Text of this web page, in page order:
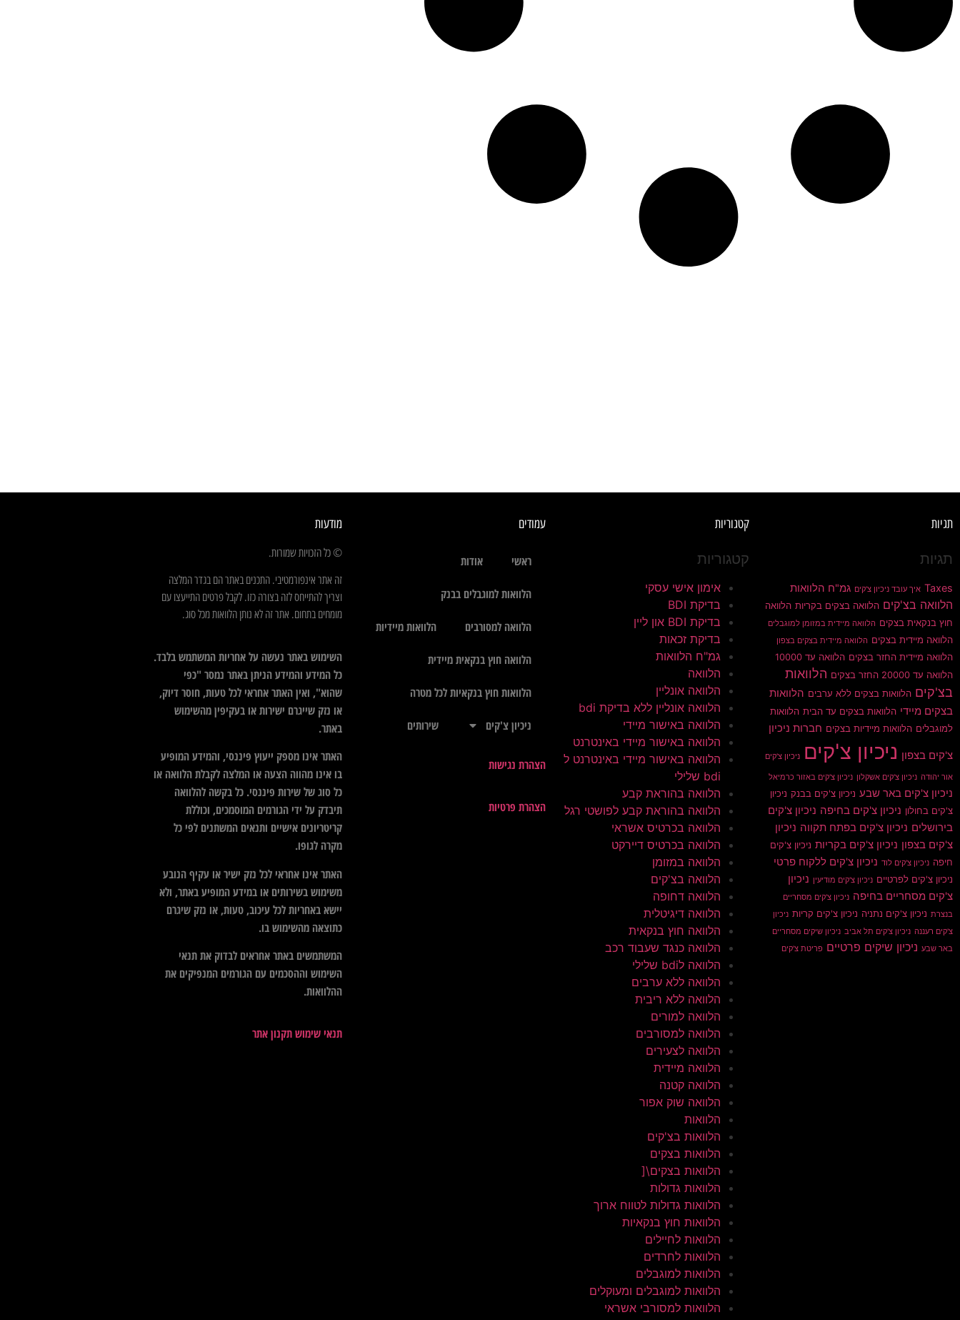
תגיות
תגיות
Taxes איך עובד ניכיון צ'קים גמ"ח הלוואות
הלוואה בצ'קים הלוואה בצקים בקריות הלוואה
חוץ בנקאית בצקים הלוואה מיידית במזומן למוגבלים
הלוואה מיידית בצקים הלוואה מיידית בצקים בצפון
הלוואה מיידית החזר בצקים הלוואה עד 10000
הלוואה עד 20000 החזר בצקים
הלוואות
בצ'קים הלוואות בצקים ללא ערבים הלוואות
בצקים מיידי הלוואות בצקים עד הבית הלוואות
למוגבלים הלוואות מיידיות בצקים חברות ניכיון
צ'קים בצפון ניכיון צ'קים ניכיון צ'קים
אור יהודה ניכיון צ'קים אשקלון ניכיון צ'קים באזור כרמיאל
ניכיון צ'קים באר שבע ניכיון צ'קים בבנק ניכיון
צ'קים בחולון ניכיון צ'קים בחיפה ניכיון צ'קים
בירושלים ניכיון צ'קים בפתח תקווה ניכיון
צ'קים בצפון ניכיון צ'קים בקריות ניכיון צ'קים
חיפה ניכיון צ'קים לוד ניכיון צ'קים ללקוח פרטי
ניכיון צ'קים לפרטיים ניכיון צ'קים מודיעין ניכיון
צ'קים מסחריים בחיפה ניכיון צ'קים מסחריים
בנצרת ניכיון צ'קים נתניה ניכיון צ'קים קריות ניכיון
צ'קים רעננה ניכיון צ'קים תל אביב ניכיון שיקים מסחריים
באר שבע ניכיון שיקים פרטיים פריטת צ'קים
קטגוריות
קטגוריות
אימון אישי עסקי
בדיקת BDI
בדיקת BDI און ליין
בדיקת זכאות
גמ"ח הלוואות
הלוואה
הלוואה אונליין
הלוואה אונליין ללא בדיקת bdi
הלוואה באישור מיידי
הלוואה באישור מיידי באינטרנט
הלוואה באישור מיידי באינטרנט ל
bdi שלילי
הלוואה בהוראת קבע
הלוואה בהוראת קבע לפושטי רגל
הלוואה בכרטיס אשראי
הלוואה בכרטיס דיירקט
הלוואה במזומן
הלוואה בצ'קים
הלוואה דחופה
הלוואה דיגיטלית
הלוואה חוץ בנקאית
הלוואה כנגד שעבוד רכב
הלוואה לbdi שלילי
הלוואה ללא ערבים
הלוואה ללא ריבית
הלוואה למורים
הלוואה למסורבים
הלוואה לצעירים
הלוואה מיידית
הלוואה קטנה
הלוואה שוק אפור
הלוואות
הלוואות בצ'קים
הלוואות בצקים
הלוואות בצקים\[
הלוואות גדולות
הלוואות גדולות לטווח ארוך
הלוואות חוץ בנקאיות
הלוואות לחיילים
הלוואות לחרדים
הלוואות למוגבלים
הלוואות למוגבלים ומעוקלים
הלוואות למסורבי אשראי
עמודים
ראשי אודות
הלוואות למוגבלים בבנק
הלוואה למסורבים הלוואות מיידיות
הלוואה חוץ בנקאית מיידית
הלוואות חוץ בנקאיות לכל מטרה
ניכיון צ'קים שירותים
הצהרת נגישות
הצהרת פרטיות
מודעות
© כל הזכויות שמורות.
זה אתר אינפורמטיבי. התכנים באתר הם בגדר המלצה
וצריך להתייחס לזה בצורה כזו. לקבל פרטים התייעצו עם
מומחים בתחום. אתר זה לא נותן הלוואות מכל סוג.
השימוש באתר נעשה על אחריות המשתמש בלבד.
כל המידע והמידע הניתן באתר נמסר "כפי
שהוא", ואין האתר אחראי לכל טעות, חוסר דיוק,
או נזק שייגרם ישירות או בעקיפין מהשימוש
באתר.
האתר אינו מספק ייעוץ פיננסי, והמידע המופיע
בו אינו מהווה הצעה או המלצה לקבלת הלוואה או
כל סוג של שירות פיננסי. כל בקשה להלוואה
תיבדק על ידי הגורמים המוסמכים, וכוללת
קריטריונים אישיים ותנאים המשתנים לפי כל
מקרה לגופו.
האתר אינו אחראי לכל נזק ישיר או עקיף הנובע
משימוש בשירותים או במידע המופיע באתר, ולא
יישא באחריות לכל עיכוב, טעות, או נזק שיגרם
כתוצאה מהשימוש בו.
המשתמשים באתר אחראים לבדוק את תנאי
השימוש וההסכמים עם הגורמים המנפיקים את
ההלוואות.
תנאי שימוש תקנון אתר